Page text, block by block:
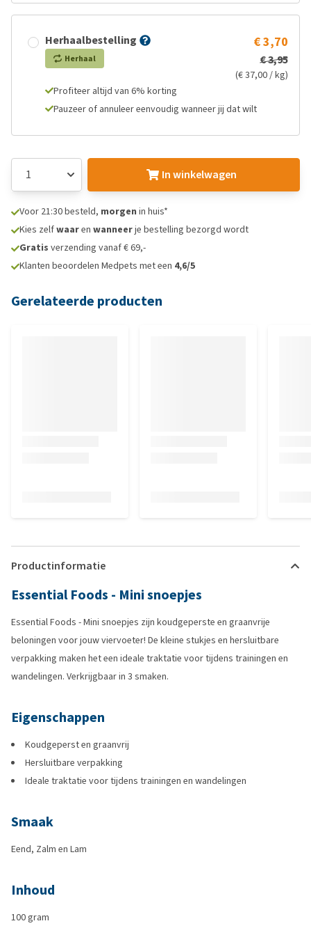
Herhaalbestelling
Herhaal
€ 3,70
€ 3,95
(€ 37,00 / kg)
Profiteer altijd van 6% korting
Pauzeer of annuleer eenvoudig wanneer jij dat wilt
In winkelwagen
Voor 21:30 besteld, morgen in huis*
Kies zelfwaaren wanneerje bestelling bezorgd wordt
Gratis verzending vanaf € 69,-
Klanten beoordelen Medpets met een 4,6/5
Gerelateerde producten
Productinformatie
Essential Foods - Mini snoepjes
Essential Foods - Mini snoepjes zijn koudgeperste en graanvrije
beloningen voor jouw viervoeter! De kleine stukjes en hersluitbare
verpakking maken het een ideale traktatie voor tijdens trainingen en
wandelingen. Verkrijgbaar in 3 smaken.
Eigenschappen
Koudgeperst en graanvrij
Hersluitbare verpakking
Ideale traktatie voor tijdens trainingen en wandelingen
Smaak
Eend, Zalm en Lam
Inhoud
100 gram